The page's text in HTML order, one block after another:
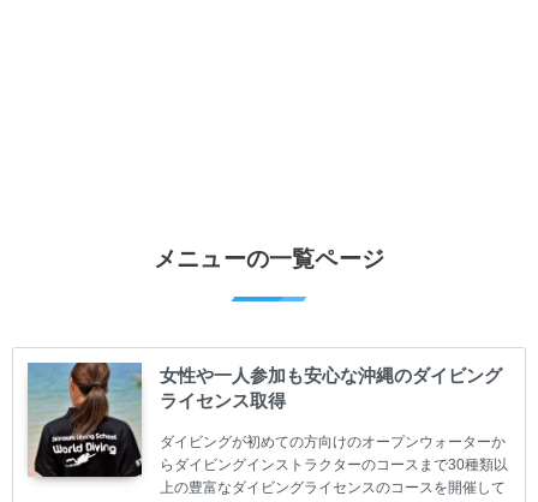
メニューの一覧ページ
女性や一人参加も安心な沖縄のダイビング
ライセンス取得
ダイビングが初めての方向けのオープンウォーターか
らダイビングインストラクターのコースまで30種類以
上の豊富なダイビングライセンスのコースを開催して